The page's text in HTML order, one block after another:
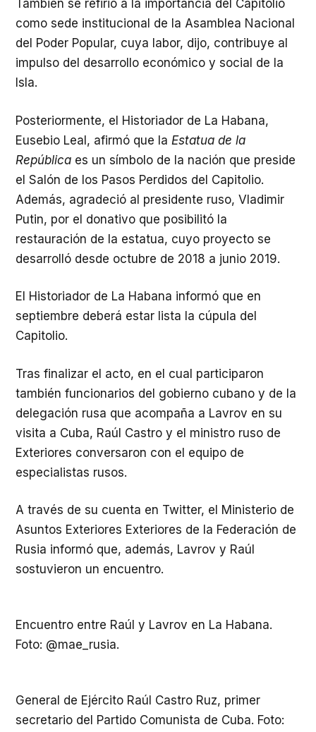
También se refirió a la importancia del Capitolio
como sede institucional de la Asamblea Nacional
del Poder Popular, cuya labor, dijo, contribuye al
impulso del desarrollo económico y social de la
Isla.
Posteriormente, el Historiador de La Habana,
Eusebio Leal, afirmó que la Estatua de la
República es un símbolo de la nación que preside
el Salón de los Pasos Perdidos del Capitolio.
Además, agradeció al presidente ruso, Vladimir
Putin, por el donativo que posibilitó la
restauración de la estatua, cuyo proyecto se
desarrolló desde octubre de 2018 a junio 2019.
El Historiador de La Habana informó que en
septiembre deberá estar lista la cúpula del
Capitolio.
Tras finalizar el acto, en el cual participaron
también funcionarios del gobierno cubano y de la
delegación rusa que acompaña a Lavrov en su
visita a Cuba, Raúl Castro y el ministro ruso de
Exteriores conversaron con el equipo de
especialistas rusos.
A través de su cuenta en Twitter, el Ministerio de
Asuntos Exteriores Exteriores de la Federación de
Rusia informó que, además, Lavrov y Raúl
sostuvieron un encuentro.
Encuentro entre Raúl y Lavrov en La Habana.
Foto: @mae_rusia.
General de Ejército Raúl Castro Ruz, primer
secretario del Partido Comunista de Cuba. Foto: